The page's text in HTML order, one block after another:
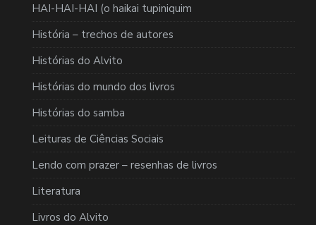
HAI-HAI-HAI (o haikai tupiniquim
História – trechos de autores
Histórias do Alvito
Histórias do mundo dos livros
Histórias do samba
Leituras de Ciências Sociais
Lendo com prazer – resenhas de livros
Literatura
Livros do Alvito